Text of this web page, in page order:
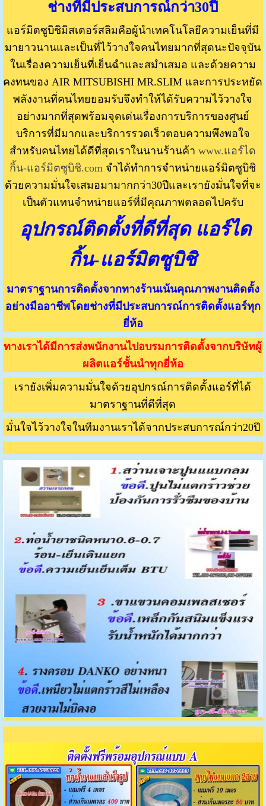
ช่างที่มีประสบการณ์กว่า30ปี
แอร์มิตซูบิชิมิสเตอร์สลิมคือผู้นำเทคโนโลยีความเย็นที่มี
มายาวนานและเป็นที่ไว้วางใจคนไทยมากที่สุดนะปัจจุบัน
ในเรื่องความเย็นที่เย็นฉำและสมำเสมอ และด้วยความ
คงทนของ AIR MITSUBISHI MR.SLIM และการประหยัด
พลังงานที่คนไทยยอมรับจึงทำให้ได้รับความไว้วางใจ
อย่างมากที่สุดพร้อมจุดเด่นเรื่องการบริการของศูนย์
บริการที่มีมากและบริการรวดเร็วตอบความพึงพอใจ
สำหรับคนไทยได้ดีที่สุดเราในนานร้านค้าwww.แอร์ได
กิ้น-แอร์มิตซูบิชิ.com จำได้ทำการจำหน่ายแอร์มิตซูบิชิ
ด้วยความมั่นใจเสมอมามากกว่า30ปีและเรายังมั่นใจที่จะ
เป็นตัวแทนจำหน่ายแอร์ที่มีคุณภาพตลอดไปครับ
อุปกรณ์ติดตั้งที่ดีที่สุด แอร์ได
กิ้น-แอร์มิตซูบิชิ
มาตราฐานการติดตั้งจากทางร้านเน้นคุณภาพงานติดตั้ง
อย่างมืออาชีพโดยช่างที่มีประสบการณ์การติดตั้งแอร์ทุก
ยี่ห้อ
ทางเราได้มีการส่งพนักงานไปอบรมการติดตั้งจากบริษัทผู้
ผลิตแอร์ชั้นนำทุกยี่ห้อ
เรายังเพิ่มความมั่นใจด้วยอุปกรณ์การติดตั้งแอร์ที่ได้
มาตราฐานที่ดีที่สุด
มั่นใจไว้วางใจในทีมงานเราได้จากประสบการณ์กว่า20ปี